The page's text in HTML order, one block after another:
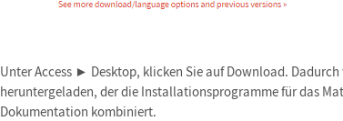
Unter Access ► Desktop, klicken Sie auf Download.
heruntergeladen, der die Installationsprogramme für das
Dokumentation kombiniert.